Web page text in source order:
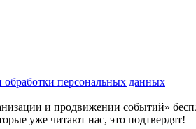
персональных данных
и продвижении событий»
уже читают нас, это подтвердят!